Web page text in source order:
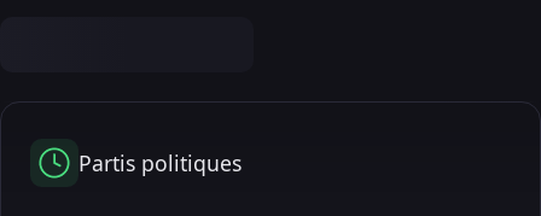
Partis politiques